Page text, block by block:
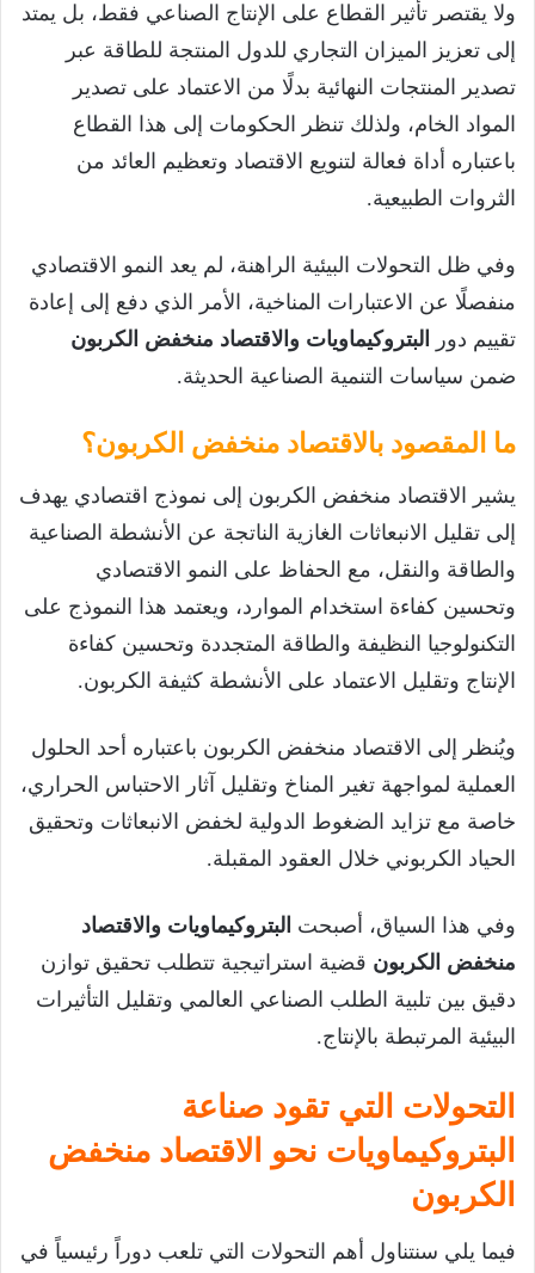
ولا يقتصر تأثير القطاع على الإنتاج الصناعي فقط، بل يمتد
إلى تعزيز الميزان التجاري للدول المنتجة للطاقة عبر
تصدير المنتجات النهائية بدلًا من الاعتماد على تصدير
المواد الخام، ولذلك تنظر الحكومات إلى هذا القطاع
باعتباره أداة فعالة لتنويع الاقتصاد وتعظيم العائد من
الثروات الطبيعية.
وفي ظل التحولات البيئية الراهنة، لم يعد النمو الاقتصادي
منفصلًا عن الاعتبارات المناخية، الأمر الذي دفع إلى إعادة
تقييم دور
البتروكيماويات والاقتصاد منخفض الكربون
ضمن سياسات التنمية الصناعية الحديثة.
ما المقصود بالاقتصاد منخفض الكربون؟
يشير الاقتصاد منخفض الكربون إلى نموذج اقتصادي يهدف
إلى تقليل الانبعاثات الغازية الناتجة عن الأنشطة الصناعية
والطاقة والنقل، مع الحفاظ على النمو الاقتصادي
وتحسين كفاءة استخدام الموارد، ويعتمد هذا النموذج على
التكنولوجيا النظيفة والطاقة المتجددة وتحسين كفاءة
الإنتاج وتقليل الاعتماد على الأنشطة كثيفة الكربون.
ويُنظر إلى الاقتصاد منخفض الكربون باعتباره أحد الحلول
العملية لمواجهة تغير المناخ وتقليل آثار الاحتباس الحراري،
خاصة مع تزايد الضغوط الدولية لخفض الانبعاثات وتحقيق
الحياد الكربوني خلال العقود المقبلة.
وفي هذا السياق، أصبحت البتروكيماويات والاقتصاد
منخفض الكربون قضية استراتيجية تتطلب تحقيق توازن
دقيق بين تلبية الطلب الصناعي العالمي وتقليل التأثيرات
البيئية المرتبطة بالإنتاج.
التحولات التي تقود صناعة
البتروكيماويات نحو الاقتصاد منخفض
الكربون
فيما يلي سنتناول أهم التحولات التي تلعب دوراً رئيسياً في